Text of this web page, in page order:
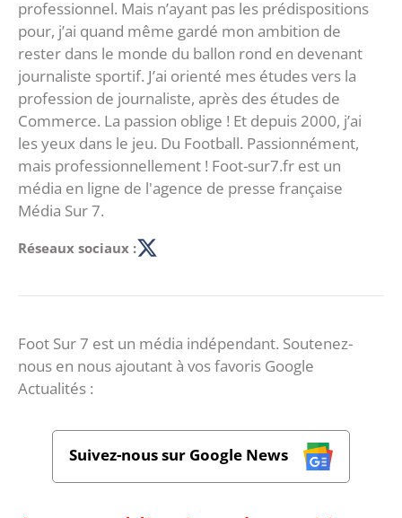
professionnel. Mais n’ayant pas les prédispositions
pour, j’ai quand même gardé mon ambition de
rester dans le monde du ballon rond en devenant
journaliste sportif. J’ai orienté mes études vers la
profession de journaliste, après des études de
Commerce. La passion oblige ! Et depuis 2000, j’ai
les yeux dans le jeu. Du Football. Passionnément,
mais professionnellement ! Foot-sur7.fr est un
média en ligne de l'agence de presse française
Média Sur 7.
Réseaux sociaux :
Foot Sur 7 est un média indépendant. Soutenez-
nous en nous ajoutant à vos favoris Google
Actualités :
Suivez-nous sur Google News